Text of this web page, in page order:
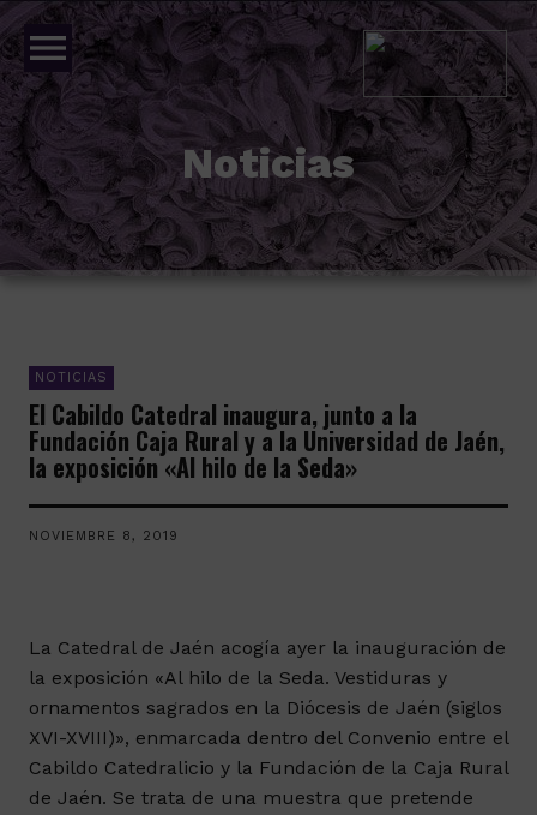
menu
Noticias
NOTICIAS
El Cabildo Catedral inaugura, junto a la
Fundación Caja Rural y a la Universidad de Jaén,
la exposición «Al hilo de la Seda»
NOVIEMBRE 8, 2019
La Catedral de Jaén acogía ayer la inauguración de
la exposición «Al hilo de la Seda. Vestiduras y
ornamentos sagrados en la Diócesis de Jaén (siglos
XVI-XVIII)», enmarcada dentro del Convenio entre el
Cabildo Catedralicio y la Fundación de la Caja Rural
de Jaén. Se trata de una muestra que pretende